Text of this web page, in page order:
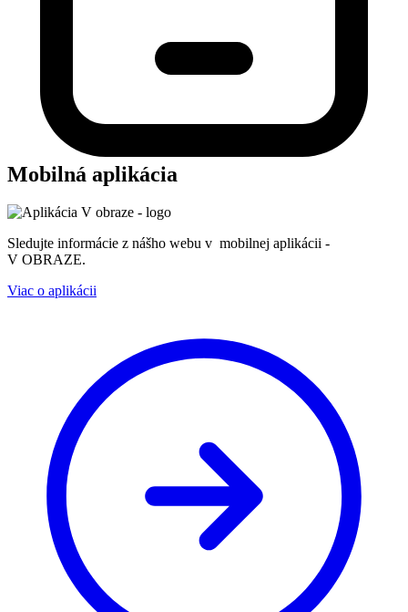
Mobilná aplikácia
Sledujte informácie z nášho webu v mobilnej aplikácii -
V OBRAZE.
Viac o aplikácii